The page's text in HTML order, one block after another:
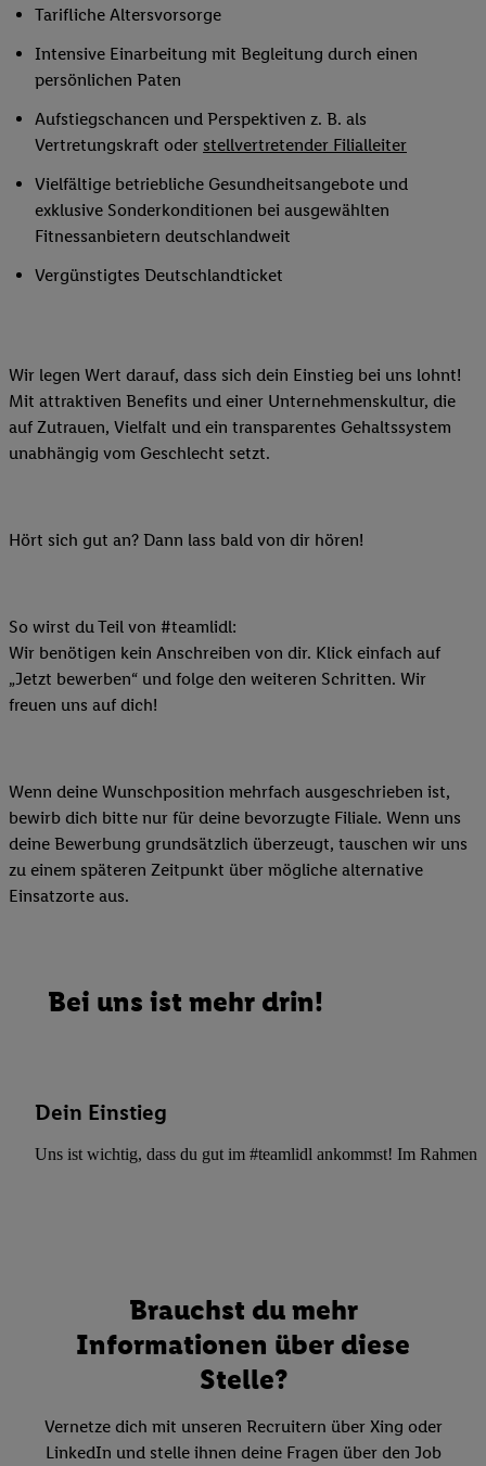
Tarifliche Altersvorsorge
Intensive Einarbeitung mit Begleitung durch einen
persönlichen Paten
Aufstiegschancen und Perspektiven z. B. als
Vertretungskraft oder stellvertretender Filialleiter
Vielfältige betriebliche Gesundheitsangebote und
exklusive Sonderkonditionen bei ausgewählten
Fitnessanbietern deutschlandweit
Vergünstigtes Deutschlandticket
Wir legen Wert darauf, dass sich dein Einstieg bei uns lohnt!
Mit attraktiven Benefits und einer Unternehmenskultur, die
auf Zutrauen, Vielfalt und ein transparentes Gehaltssystem
unabhängig vom Geschlecht setzt.
Hört sich gut an? Dann lass bald von dir hören!
So wirst du Teil von #teamlidl:
Wir benötigen kein Anschreiben von dir. Klick einfach auf
„Jetzt bewerben“ und folge den weiteren Schritten. Wir
freuen uns auf dich!
Wenn deine Wunschposition mehrfach ausgeschrieben ist,
bewirb dich bitte nur für deine bevorzugte Filiale. Wenn uns
deine Bewerbung grundsätzlich überzeugt, tauschen wir uns
zu einem späteren Zeitpunkt über mögliche alternative
Einsatzorte aus.
Bei uns ist mehr drin!
Dein Einstieg
Uns ist wichtig, dass du gut im #teamlidl ankommst! Im Rahmen
Brauchst du mehr
Informationen über diese
Stelle?
Vernetze dich mit unseren Recruitern über Xing oder
LinkedIn und stelle ihnen deine Fragen über den Job